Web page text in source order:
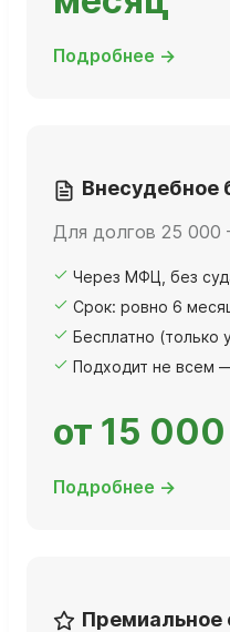
Подробнее →
Внесудебное
Для долгов 25 000
Через МФЦ, без
Срок: ровно 6
Бесплатно (только
Подходит не всем
от 15
Подробнее →
Премиальное